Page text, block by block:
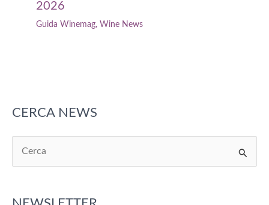
2026
Guida Winemag, Wine News
CERCA NEWS
e
c